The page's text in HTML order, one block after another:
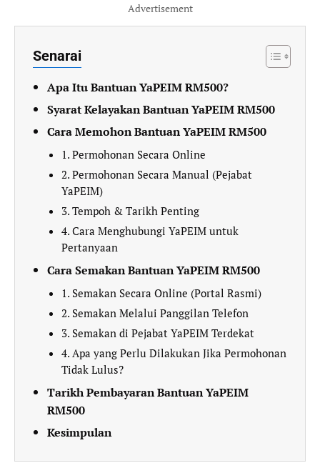
Advertisement
Senarai
Apa Itu Bantuan YaPEIM RM500?
Syarat Kelayakan Bantuan YaPEIM RM500
Cara Memohon Bantuan YaPEIM RM500
1. Permohonan Secara Online
2. Permohonan Secara Manual (Pejabat
YaPEIM)
3. Tempoh & Tarikh Penting
4. Cara Menghubungi YaPEIM untuk
Pertanyaan
Cara Semakan Bantuan YaPEIM RM500
1. Semakan Secara Online (Portal Rasmi)
2. Semakan Melalui Panggilan Telefon
3. Semakan di Pejabat YaPEIM Terdekat
4. Apa yang Perlu Dilakukan Jika Permohonan
Tidak Lulus?
Tarikh Pembayaran Bantuan YaPEIM
RM500
Kesimpulan